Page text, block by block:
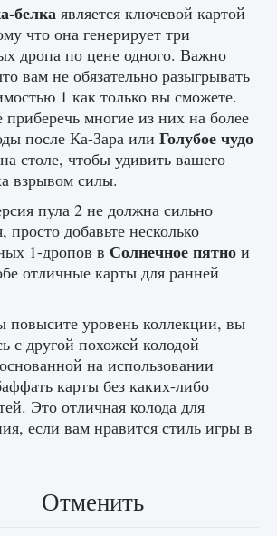
белка является ключевой картой
что она генерирует три
дропа по цене одного. Важно
вам не обязательно разыгрывать
1 как только вы сможете.
многие из них на более
после Ка-Зара или Голубое чудо
столе, чтобы удивить вашего
взрывом силы.
пула 2 не должна сильно
просто добавьте несколько
1-дропов в Солнечное пятно и
отличные карты для ранней
повысите уровень коллекции, вы
с другой похожей колодой
на использовании
карты без каких-либо
Это отличная колода для
если вам нравится стиль игры в
Отменить